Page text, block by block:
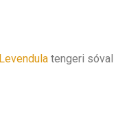
tengeri sóval